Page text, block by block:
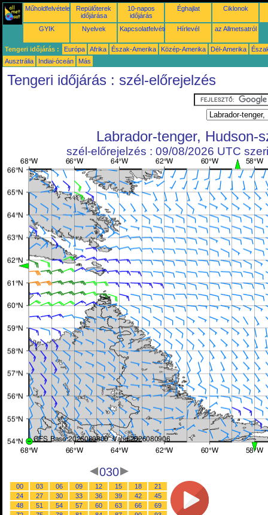
Műholdfelvételek
Repülőterek
időjárása
10-napos
időjárás
Éghajlat Ciklonok
GYIK Nyelvek Kapcsolatfelvétel Hírlevél az Allmetsatról
Tengeri időjárás : Európa Afrika Észak-Amerika Közép-Amerika Dél-Amerika
Ausztrália
Indiai-óceán Más
Tengeri időjárás : szél-előrejelzés
Labrador-tenger, Hudson-
szél-előrejelzés : 09/08/2026 UTC
030
00 03 06 09 12 15 18
21
24
27 30 33 36 39 42
45
48
51 54 57 60 63 66
69